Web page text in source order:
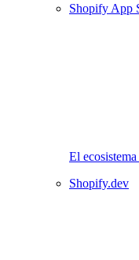
Shopify App
El
Shopify.dev